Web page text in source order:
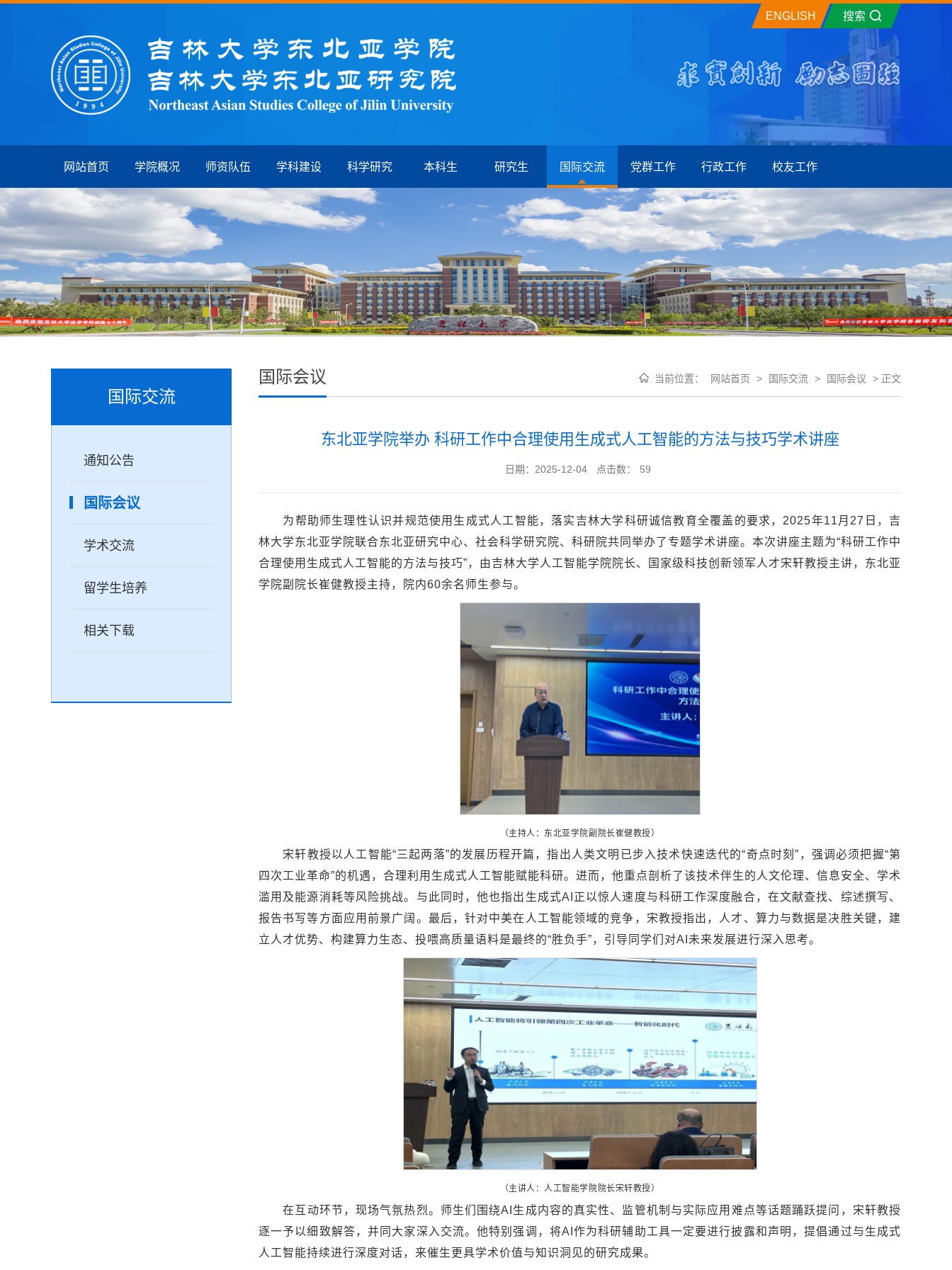
ENGLISH 搜索
网站首页 学院概况 师资队伍 学科建设 科学研究 本科生 研究生 国际交流 党群工作 行政工作 校友工作
国际交流
通知公告
国际会议
学术交流
留学生培养
相关下载
国际会议 当前位置： 网站首页 > 国际交流 > 国际会议 > 正文
东北亚学院举办 科研工作中合理使用生成式人工智能的方法与技巧学术讲座
日期：2025-12-04 点击数： 59
为帮助师生理性认识并规范使用生成式人工智能，落实吉林大学科研诚信教育全覆盖的要求，2025年11月27日，吉
林大学东北亚学院联合东北亚研究中心、社会科学研究院、科研院共同举办了专题学术讲座。本次讲座主题为“科研工作中
合理使用生成式人工智能的方法与技巧”，由吉林大学人工智能学院院长、国家级科技创新领军人才宋轩教授主讲，东北亚
学院副院长崔健教授主持，院内60余名师生参与。
（主持人：东北亚学院副院长崔健教授）
宋轩教授以人工智能“三起两落”的发展历程开篇，指出人类文明已步入技术快速迭代的“奇点时刻”，强调必须把握“第
四次工业革命”的机遇，合理利用生成式人工智能赋能科研。进而，他重点剖析了该技术伴生的人文伦理、信息安全、学术
滥用及能源消耗等风险挑战。与此同时，他也指出生成式AI正以惊人速度与科研工作深度融合，在文献查找、综述撰写、
报告书写等方面应用前景广阔。最后，针对中美在人工智能领域的竞争，宋教授指出，人才、算力与数据是决胜关键，建
立人才优势、构建算力生态、投喂高质量语料是最终的“胜负手”，引导同学们对AI未来发展进行深入思考。
（主讲人：人工智能学院院长宋轩教授）
在互动环节，现场气氛热烈。师生们围绕AI生成内容的真实性、监管机制与实际应用难点等话题踊跃提问，宋轩教授
逐一予以细致解答，并同大家深入交流。他特别强调，将AI作为科研辅助工具一定要进行披露和声明，提倡通过与生成式
人工智能持续进行深度对话，来催生更具学术价值与知识洞见的研究成果。